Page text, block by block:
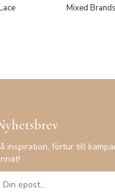
Mixed
inspiration, förtur till